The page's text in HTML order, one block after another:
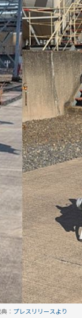
： プレスリリースより